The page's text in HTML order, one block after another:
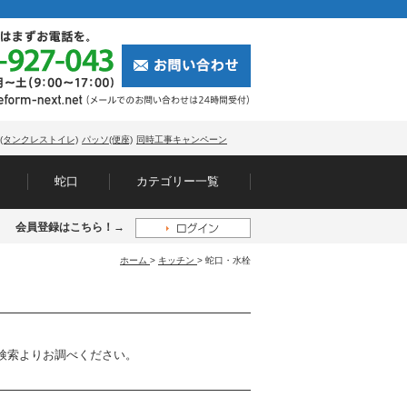
タンクレストイレ) パッソ(便座) 同時工事キャンペーン
蛇口 カテゴリー一覧
会員登録はこちら！→
ホーム > キッチン > 蛇口・水栓
よりお調べください。